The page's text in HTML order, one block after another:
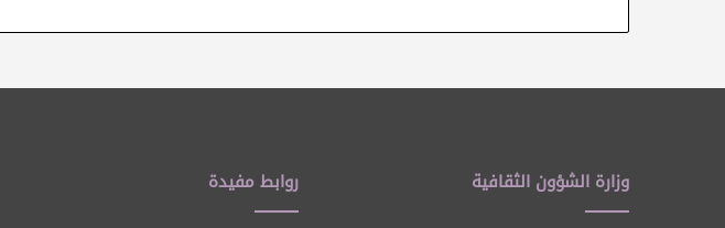
وزارة الشؤون الثقافية روابط مفيدة